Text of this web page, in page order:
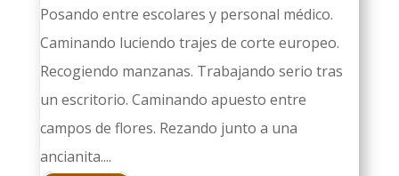
Posando entre escolares y personal médico.
Caminando luciendo trajes de corte europeo.
Recogiendo manzanas. Trabajando serio tras
un escritorio. Caminando apuesto entre
campos de flores. Rezando junto a una
ancianita....